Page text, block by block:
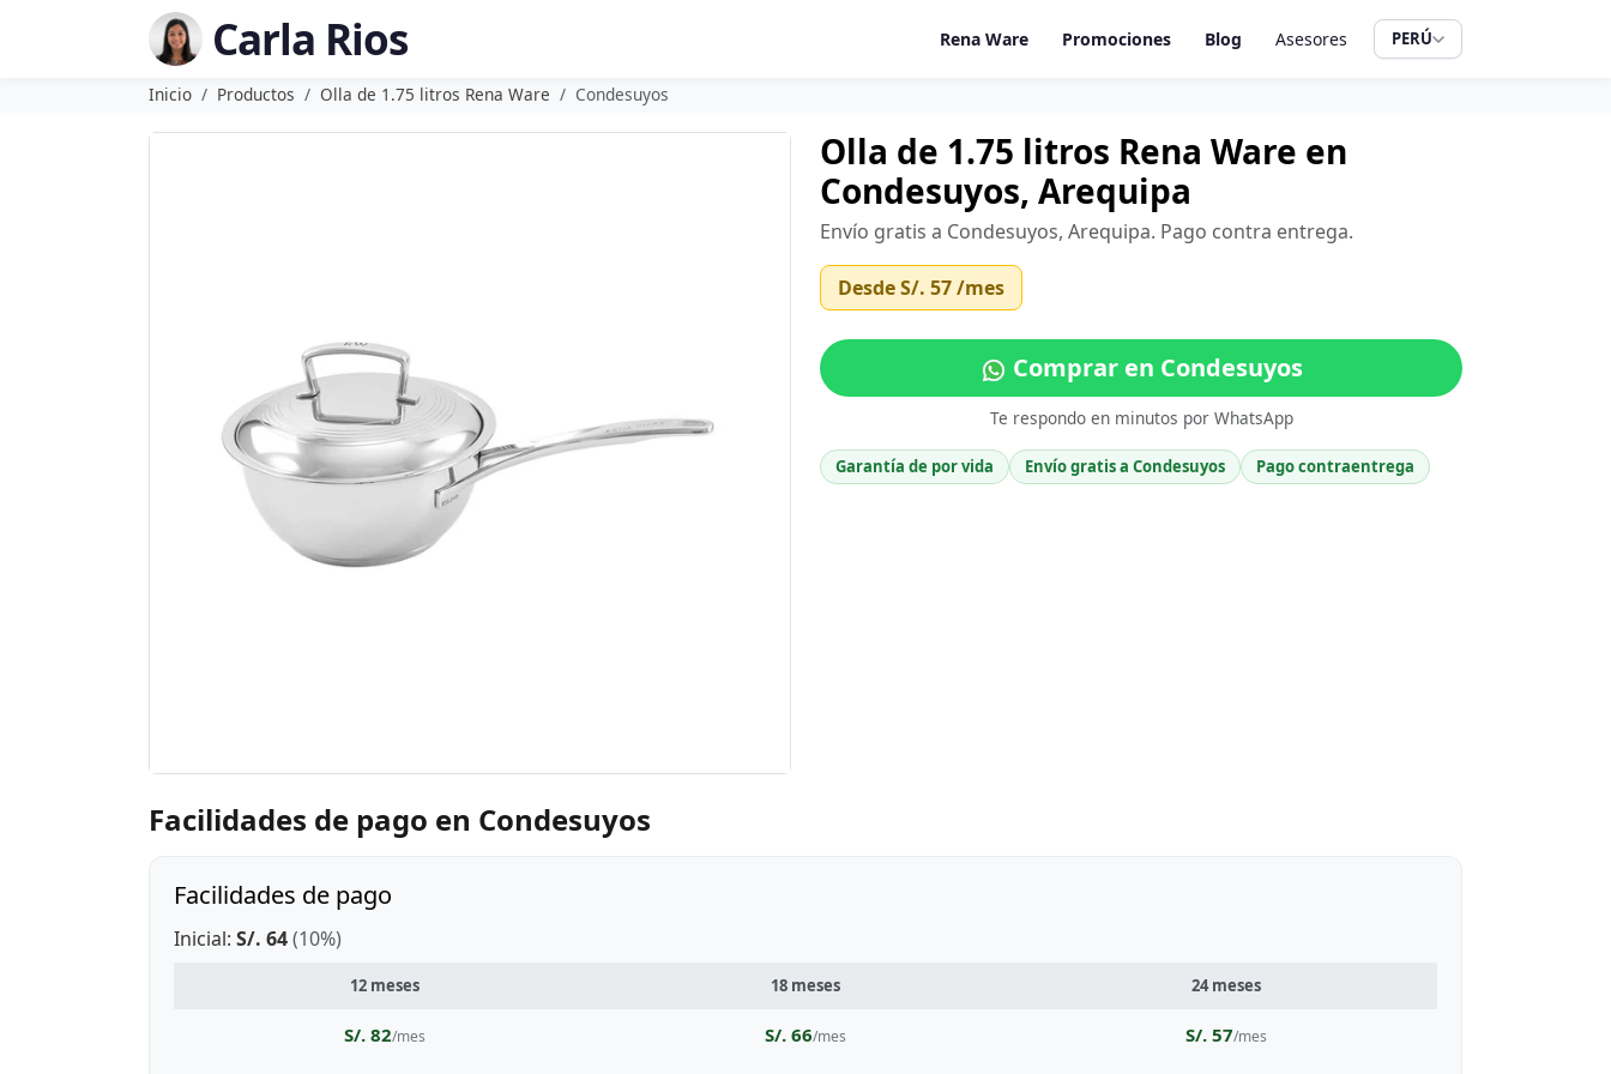
Carla Rios Rena Ware Promociones Blog Asesores PERÚ
Inicio Productos Olla de 1.75 litros Rena Ware Condesuyos
Olla de 1.75 litros Rena Ware en
Condesuyos, Arequipa
Envío gratis a Condesuyos, Arequipa. Pago contra entrega.
DesdeS/. 57/mes
Comprar en Condesuyos
Te respondo en minutos por WhatsApp
Garantía de por vida Envío gratis a Condesuyos Pago contraentrega
Facilidades de pago en Condesuyos
Facilidades de pago
Inicial: S/. 64(10%)
12 meses 18 meses 24 meses
S/. 82/mes S/. 66/mes S/. 57/mes